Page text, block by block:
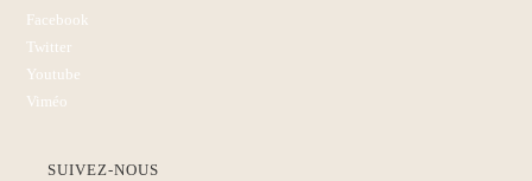
Facebook
Twitter
Youtube
Viméo
SUIVEZ-NOUS